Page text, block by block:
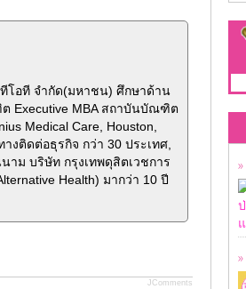
โอที จำกัด(มหาชน) ศึกษาด้าน
Executive MBA สถาบันบัณฑิต
Medical Care, Houston,
งติดต่อธุรกิจ กว่า 30 ประเทศ,
าม บริษัท กรุงเทพดุสิตเวชการ
Health) มากว่า 10 ปี
JComments